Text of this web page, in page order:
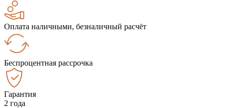
Оплата наличными, безналичный расчёт
Беспроцентная рассрочка
Гарантия
2 года